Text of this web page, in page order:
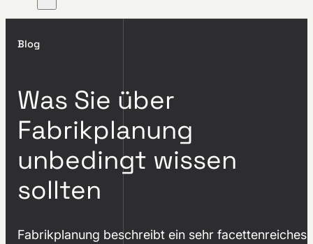
Blog
Was Sie über
Fabrikplanung
unbedingt wissen
sollten
Fabrikplanung beschreibt ein sehr facettenreiches